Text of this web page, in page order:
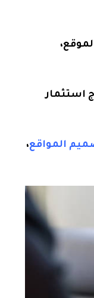
استثمار
المواقع،